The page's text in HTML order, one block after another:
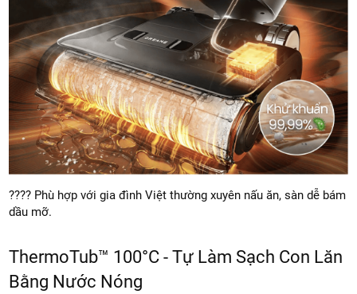
???? Phù hợp với gia đình Việt thường xuyên nấu ăn, sàn dễ bám
dầu mỡ.
ThermoTub™ 100°C - Tự Làm Sạch Con Lăn
Bằng Nước Nóng